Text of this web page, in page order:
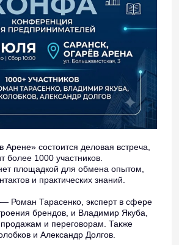
состоится деловая встреча,
более 1000 участников.
площадкой для обмена опытом,
и практических знаний.
Роман Тарасенко, эксперт в сфере
брендов, и Владимир Якуба,
и переговорам. Также
и Александр Долгов.